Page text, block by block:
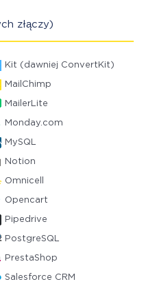
złączy)
Kit (dawniej ConvertKit)
MailChimp
MailerLite
Monday.com
MySQL
Notion
Omnicell
Opencart
Pipedrive
PostgreSQL
PrestaShop
Salesforce CRM